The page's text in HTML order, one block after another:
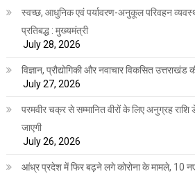
स्वच्छ, आधुनिक एवं पर्यावरण-अनुकूल परिवहन
प्रतिबद्ध : मुख्यमंत्री
July 28, 2026
विज्ञान, प्रौद्योगिकी और नवाचार विकसित उत्तराखंड
July 27, 2026
परमवीर चक्र से सम्मानित वीरों के लिए अनुग्रह
जाएगी
July 26, 2026
आंध्र प्रदेश में फिर बढ़ने लगे कोरोना के मामले, 10